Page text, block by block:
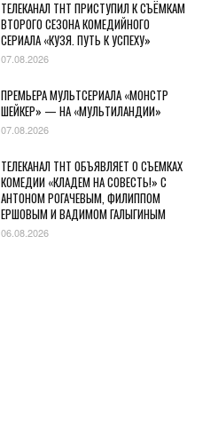
ТЕЛЕКАНАЛ ТНТ ПРИСТУПИЛ К СЪЁМКАМ
ВТОРОГО СЕЗОНА КОМЕДИЙНОГО
СЕРИАЛА «КУЗЯ. ПУТЬ К УСПЕХУ»
07.08.2026
ПРЕМЬЕРА МУЛЬТСЕРИАЛА «МОНСТР
ШЕЙКЕР» — НА «МУЛЬТИЛАНДИИ»
07.08.2026
ТЕЛЕКАНАЛ ТНТ ОБЪЯВЛЯЕТ О СЪЕМКАХ
КОМЕДИИ «КЛАДЕМ НА СОВЕСТЬ!» С
АНТОНОМ РОГАЧЕВЫМ, ФИЛИППОМ
ЕРШОВЫМ И ВАДИМОМ ГАЛЫГИНЫМ
06.08.2026